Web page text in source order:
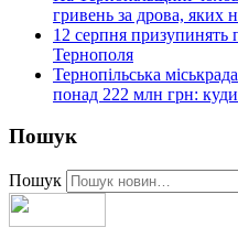
гривень за дрова, яких
12 серпня призупинять
Тернополя
Тернопільська
понад 222 млн грн:
Пошук
Пошук